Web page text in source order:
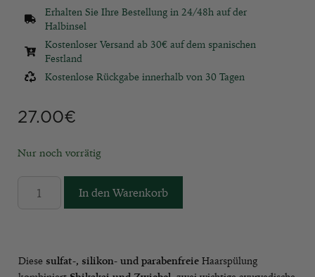
Erhalten Sie Ihre Bestellung in 24/48h auf der
Halbinsel
Kostenloser Versand ab 30€ auf dem spanischen
Festland
Kostenlose Rückgabe innerhalb von 30 Tagen
27.00€
Nur noch vorrätig
In den Warenkorb
Diese sulfat-, silikon- und parabenfreie Haarspülung